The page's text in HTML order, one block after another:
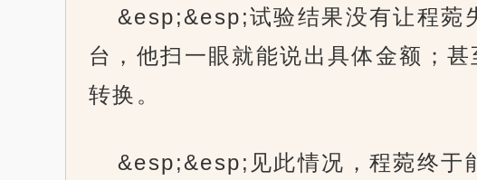
&esp;&esp;试验结果没有让程菀
台，他扫一眼就能说出具体金额；
转换。
&esp;&esp;见此情况，程菀终于